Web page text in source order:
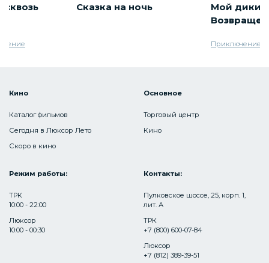
Сказка на ночь
Мой дикий
Приключение
Кино
Каталог фильмов
Сегодня в Люксор Лето
Скоро в кино
Основное
Торговый центр
Кино
Режим работы:
ТРК
10:00 - 22:00
Люксор
10:00 - 00:30
Контакты:
Пулковское шоссе, 25, корп. 1,
лит. А
ТРК
+7 (800) 600-07-84
Люксор
+7 (812) 389-39-51